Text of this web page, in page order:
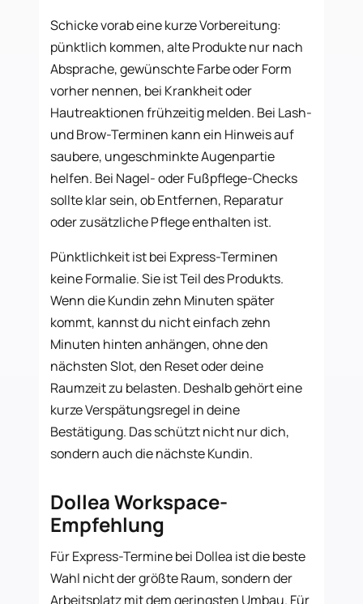
Schicke vorab eine kurze Vorbereitung:
pünktlich kommen, alte Produkte nur nach
Absprache, gewünschte Farbe oder Form
vorher nennen, bei Krankheit oder
Hautreaktionen frühzeitig melden. Bei Lash-
und Brow-Terminen kann ein Hinweis auf
saubere, ungeschminkte Augenpartie
helfen. Bei Nagel- oder Fußpflege-Checks
sollte klar sein, ob Entfernen, Reparatur
oder zusätzliche Pflege enthalten ist.
Pünktlichkeit ist bei Express-Terminen
keine Formalie. Sie ist Teil des Produkts.
Wenn die Kundin zehn Minuten später
kommt, kannst du nicht einfach zehn
Minuten hinten anhängen, ohne den
nächsten Slot, den Reset oder deine
Raumzeit zu belasten. Deshalb gehört eine
kurze Verspätungsregel in deine
Bestätigung. Das schützt nicht nur dich,
sondern auch die nächste Kundin.
Dollea Workspace-
Empfehlung
Für Express-Termine bei Dollea ist die beste
Wahl nicht der größte Raum, sondern der
Arbeitsplatz mit dem geringsten Umbau. Für